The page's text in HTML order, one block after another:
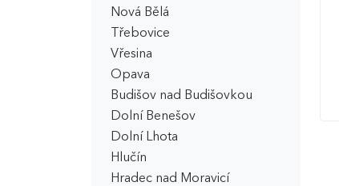
Nová Bělá
Třebovice
Vřesina
Opava
Budišov nad Budišovkou
Dolní Benešov
Dolní Lhota
Hlučín
Hradec nad Moravicí